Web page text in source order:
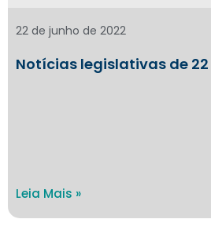
Notícias legislativas de
22 de junho de 2022
Leia Mais »